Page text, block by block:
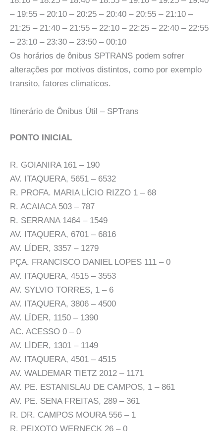
– 19:55 – 20:10 – 20:25 – 20:40 – 20:55 – 21:10 –
21:25 – 21:40 – 21:55 – 22:10 – 22:25 – 22:40 – 22:55
– 23:10 – 23:30 – 23:50 – 00:10
Os horários de ônibus SPTRANS podem sofrer
alterações por motivos distintos, como por exemplo
transito, fatores climaticos.
Itinerário de Ônibus Útil – SPTrans
PONTO INICIAL
R. GOIANIRA 161 – 190
AV. ITAQUERA, 5651 – 6532
R. PROFA. MARIA LÍCIO RIZZO 1 – 68
R. ACAIACA 503 – 787
R. SERRANA 1464 – 1549
AV. ITAQUERA, 6701 – 6816
AV. LÍDER, 3357 – 1279
PÇA. FRANCISCO DANIEL LOPES 111 – 0
AV. ITAQUERA, 4515 – 3553
AV. SYLVIO TORRES, 1 – 6
AV. ITAQUERA, 3806 – 4500
AV. LÍDER, 1150 – 1390
AC. ACESSO 0 – 0
AV. LÍDER, 1301 – 1149
AV. ITAQUERA, 4501 – 4515
AV. WALDEMAR TIETZ 2012 – 1171
AV. PE. ESTANISLAU DE CAMPOS, 1 – 861
AV. PE. SENA FREITAS, 289 – 361
R. DR. CAMPOS MOURA 556 – 1
R. PEIXOTO WERNECK 26 – 0